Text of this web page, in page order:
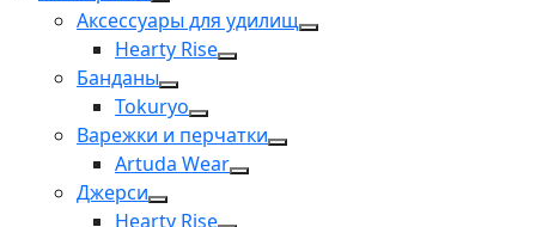
Аксессуары для удилищ
Hearty Rise
Банданы
Tokuryo
Варежки и перчатки
Artuda Wear
Джерси
Hearty Rise